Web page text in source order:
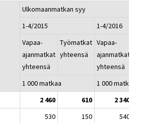
Ulkomaanmatkan syy
1-4/2015
1-4/2016
Vapaa-
ajanmatkat
yhteensä
Työmatkat
yhteensä
Vapaa-
ajanmatkat
yhteensä
1 000 matkaa
1 000 matkaa
2 460 610
2 340
530 150
540